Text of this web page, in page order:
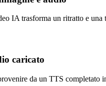
IA trasforma un ritratto e
caricato
da un TTS completato